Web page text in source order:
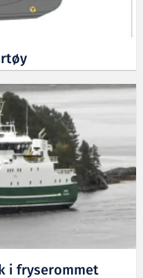
i fryserommet